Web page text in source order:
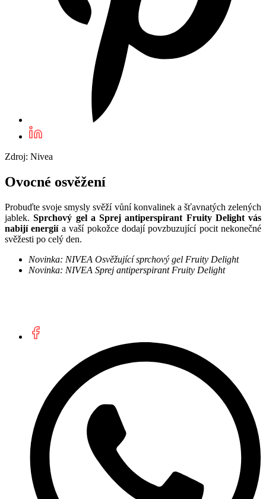
Zdroj: Nivea
Ovocné osvěžení
Probuďte svoje smysly svěží vůní konvalinek a šťavnatých zelených
jablek.Sprchový gel a Sprej antiperspirant Fruity Delight vás
nabijí energiía vaší pokožce dodají povzbuzující pocit nekonečné
svěžesti po celý den.
Novinka: NIVEA Osvěžující sprchový gel Fruity Delight
Novinka: NIVEA Sprej antiperspirant Fruity Delight